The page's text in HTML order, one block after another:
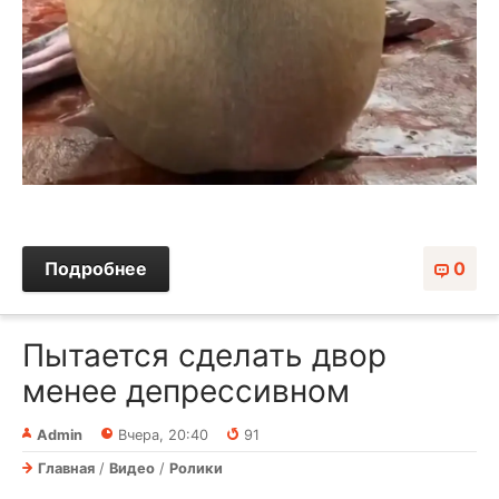
0
Подробнее
Пытается сделать двор
менее депрессивном
Admin Вчера, 20:40
91
Главная / Видео / Ролики